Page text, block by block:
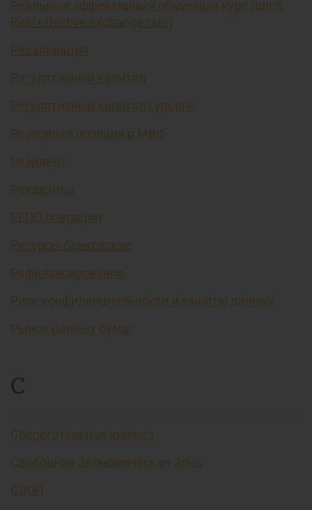
Реальный эффективный обменный курс (англ.
Real effective exchange rate)
Ревальвация
Регулятивный капитал
Регулятивный капитал I уровня
Резервная позиция в МВФ
Резидент
Реквизиты
РЕПО операции
Ресурсы банковские
Рефинансирование
Риск конфиденциальности и защиты данных
Рынок ценных бумаг
С
Сберегательная книжка
Свободная Экономическая Зона
СВОП